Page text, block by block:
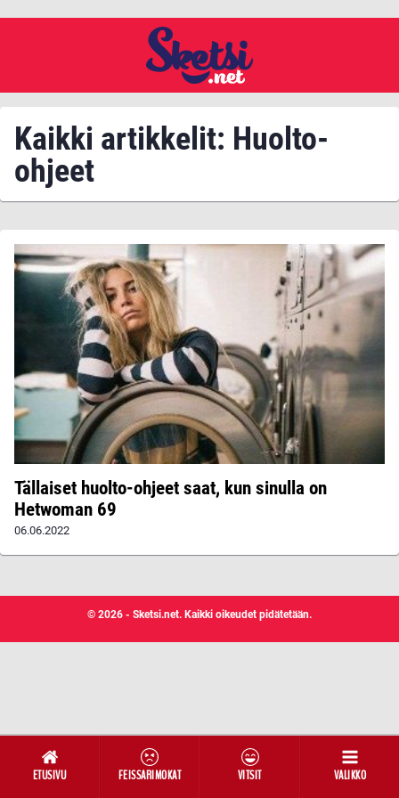
ETUSIVU FEISSARIMOKAT VITSIT VALIKKO
Kaikki artikkelit: Huolto-
ohjeet
Tällaiset huolto-ohjeet saat, kun sinulla on
Hetwoman 69
06.06.2022
© 2026 - Sketsi.net. Kaikki oikeudet pidätetään.